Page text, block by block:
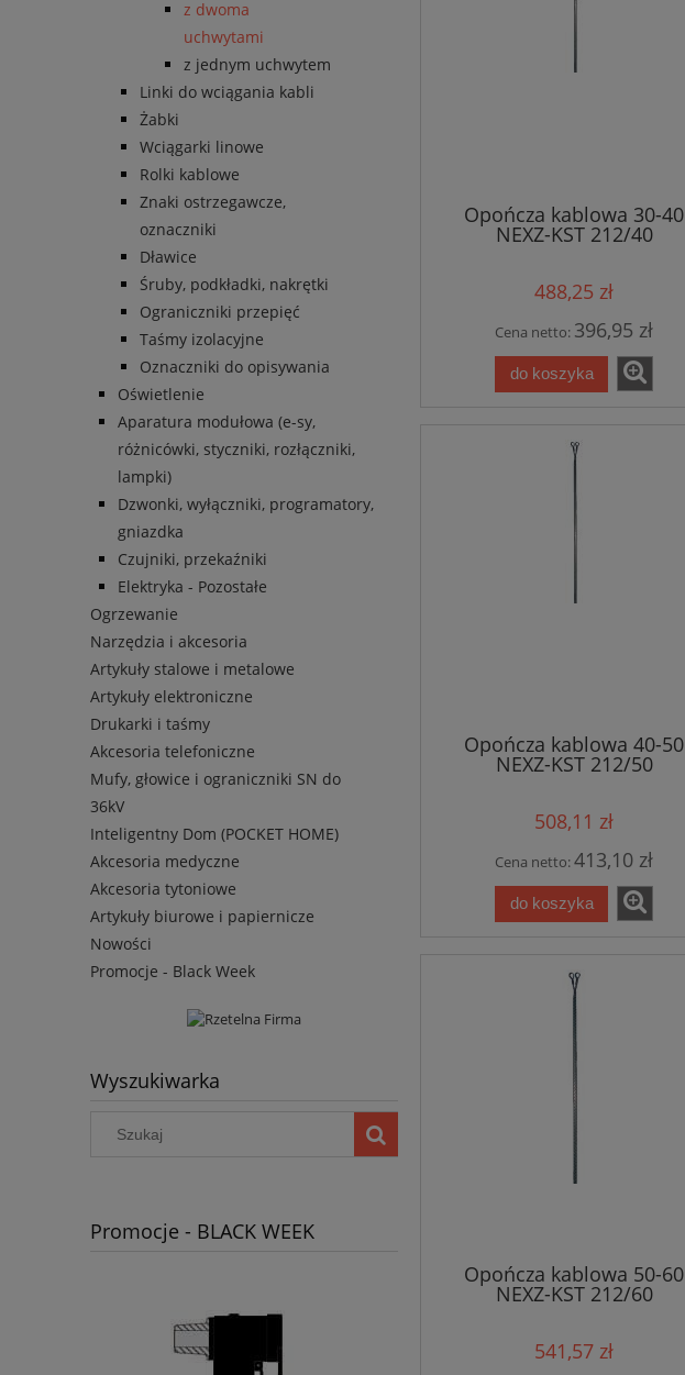
z dwoma
uchwytami
z jednym uchwytem
Linki do wciągania kabli
Żabki
Wciągarki linowe
Rolki kablowe
Znaki ostrzegawcze,
oznaczniki
Dławice
Śruby, podkładki, nakrętki
Ograniczniki przepięć
Taśmy izolacyjne
Oznaczniki do opisywania
Oświetlenie
Aparatura modułowa (e-sy,
różnicówki, styczniki, rozłączniki,
lampki)
Dzwonki, wyłączniki, programatory,
gniazdka
Czujniki, przekaźniki
Elektryka - Pozostałe
Ogrzewanie
Narzędzia i akcesoria
Artykuły stalowe i metalowe
Artykuły elektroniczne
Drukarki i taśmy
Akcesoria telefoniczne
Mufy, głowice i ograniczniki SN do
36kV
Inteligentny Dom (POCKET HOME)
Akcesoria medyczne
Akcesoria tytoniowe
Artykuły biurowe i papiernicze
Nowości
Promocje - Black Week
Wyszukiwarka
Promocje - BLACK WEEK
Opończa kablowa 30-40
NEXZ-KST 212/40
488,25 zł
Cena netto: 396,95 zł
do koszyka
Opończa kablowa 40-50
NEXZ-KST 212/50
508,11 zł
Cena netto:413,10 zł
do koszyka
Opończa kablowa 50-60
NEXZ-KST 212/60
541,57 zł